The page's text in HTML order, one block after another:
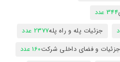
344 عدد
جزئیات پله و راه پله2377 عدد
جزئیات و فضای داخلی شرکت160 عدد